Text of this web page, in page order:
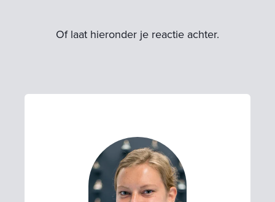
Of laat hieronder je reactie achter.